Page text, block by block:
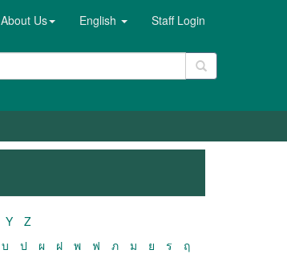
About Us English Staff Login
Y
Z
บ ป ผ ฝ พ ฟ ภ ม ย ร
ฤ